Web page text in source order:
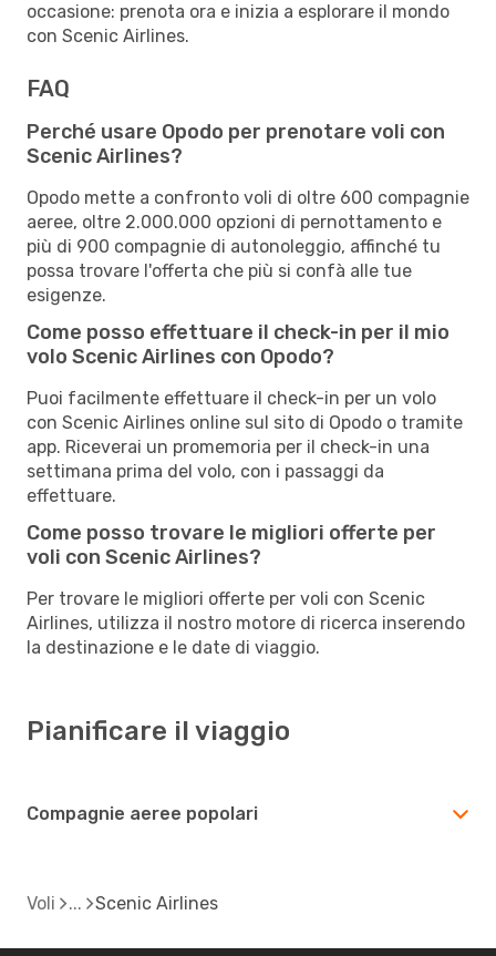
occasione: prenota ora e inizia a esplorare il mondo
con Scenic Airlines.
FAQ
Perché usare Opodo per prenotare voli con
Scenic Airlines?
Opodo mette a confronto voli di oltre 600 compagnie
aeree, oltre 2.000.000 opzioni di pernottamento e
più di 900 compagnie di autonoleggio, affinché tu
possa trovare l'offerta che più si confà alle tue
esigenze.
Come posso effettuare il check-in per il mio
volo Scenic Airlines con Opodo?
Puoi facilmente effettuare il check-in per un volo
con Scenic Airlines online sul sito di Opodo o tramite
app. Riceverai un promemoria per il check-in una
settimana prima del volo, con i passaggi da
effettuare.
Come posso trovare le migliori offerte per
voli con Scenic Airlines?
Per trovare le migliori offerte per voli con Scenic
Airlines, utilizza il nostro motore di ricerca inserendo
la destinazione e le date di viaggio.
Pianificare il viaggio
Compagnie aeree popolari
Voli Scenic Airlines